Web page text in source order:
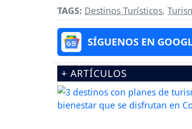
TAGS: Destinos Turísticos,
SÍGUENOS EN
+ ARTÍCULOS